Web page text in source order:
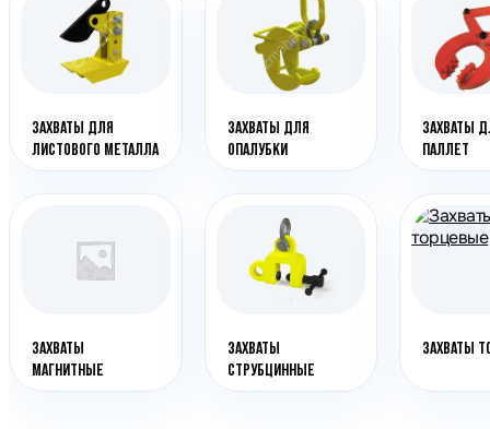
Климатическое
Производственная
Сварочное
ЗАХВАТЫ ДЛЯ
ЛИСТОВОГО МЕТАЛЛА
ЗАХВАТЫ ДЛЯ
ОПАЛУБКИ
ЗАХВАТЫ
ПАЛЛЕТ
ЗАХВАТЫ
МАГНИТНЫЕ
ЗАХВАТЫ
СТРУБЦИННЫЕ
ЗАХВАТЫ